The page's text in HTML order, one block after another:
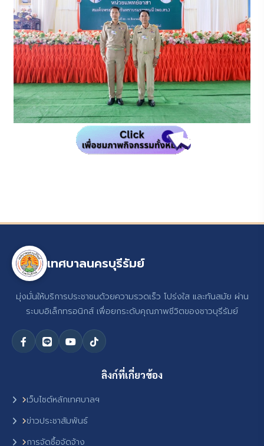
เทศบาลนครบุรีรัมย์
มุ่งมั่นให้บริการประชาชนด้วยความรวดเร็ว โปร่งใส และทันสมัย ผ่าน
ระบบอิเล็กทรอนิกส์ เพื่อยกระดับคุณภาพชีวิตของชาวบุรีรัมย์
ลิงก์ที่เกี่ยวข้อง
เว็บไซต์หลักเทศบาลฯ
ข่าวประชาสัมพันธ์
การจัดซื้อจัดจ้าง